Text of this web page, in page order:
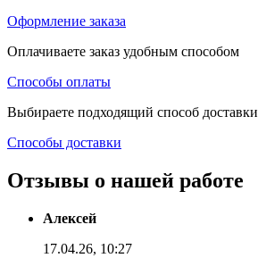
Оформление заказа
Оплачиваете заказ удобным способом
Способы оплаты
Выбираете подходящий способ доставки
Способы доставки
Отзывы о нашей работе
Алексей
17.04.26, 10:27